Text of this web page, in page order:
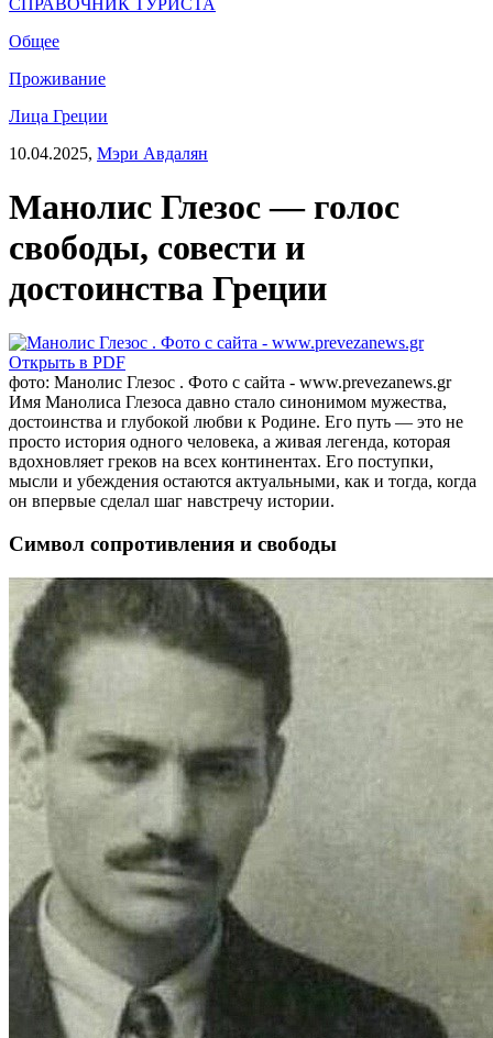
СПРАВОЧНИК ТУРИСТА
Общее
Проживание
Лица Греции
10.04.2025, Мэри Авдалян
Манолис Глезос — голос
свободы, совести и
достоинства Греции
Открыть в PDF
фото: Манолис Глезос . Фото с сайта - www.prevezanews.gr
Имя Манолиса Глезоса давно стало синонимом мужества,
достоинства и глубокой любви к Родине. Его путь — это не
просто история одного человека, а живая легенда, которая
вдохновляет греков на всех континентах. Его поступки,
мысли и убеждения остаются актуальными, как и тогда, когда
он впервые сделал шаг навстречу истории.
Символ сопротивления и свободы